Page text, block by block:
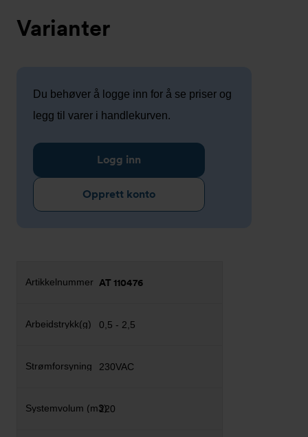
Varianter
Du behøver å logge inn for å se priser og
legg til varer i handlekurven.
Logg inn
Opprett konto
AT 110476
0,5 - 2,5
230VAC
220